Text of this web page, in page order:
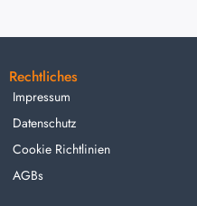
Rechtliches
Impressum
Datenschutz
Cookie Richtlinien
AGBs